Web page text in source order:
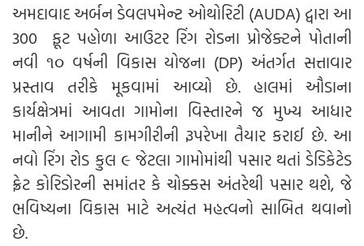
અમદાવાદ અર્બન ડેવલપમેન્ટ ઓથોરિટી (AUDA) દ્વારા આ
300 ફૂટ પહોળા આઉટર રિંગ રોડના પ્રોજેક્ટને પોતાની
નવી ૧૦ વર્ષની વિકાસ યોજના (DP) અંતર્ગત સત્તાવાર
પ્રસ્તાવ તરીકે મૂકવામાં આવ્યો છે. હાલમાં ઔડાના
કાર્યક્ષેત્રમાં આવતા ગામોના વિસ્તારને જ મુખ્ય આધાર
માનીને આગામી કામગીરીની રૂપરેખા તૈયાર કરાઈ છે. આ
નવો રિંગ રોડ કુલ ૯ જેટલા ગામોમાંથી પસાર થતાં ડેડિકેટેડ
ફ્રેટ કોરિડોરની સમાંતર કે ચોક્કસ અંતરેથી પસાર થશે, જે
ભવિષ્યના વિકાસ માટે અત્યંત મહત્વનો સાબિત થવાનો
છે.